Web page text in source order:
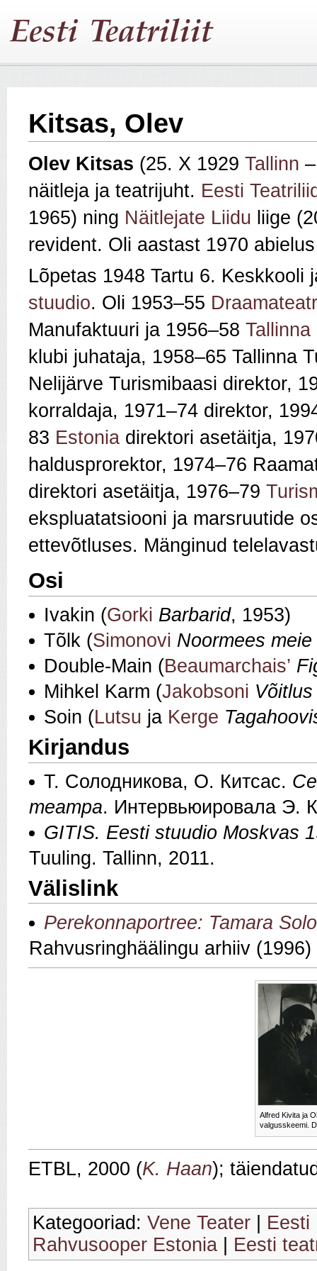
Kitsas, Olev
Olev Kitsas (25. X 1929 Tallinn
näitleja ja teatrijuht. Eesti
1965) ning Näitlejate Liidu liige
revident. Oli aastast 1970
Lõpetas 1948 Tartu 6. Keskkooli
stuudio. Oli 1953–55
Manufaktuuri ja 1956–58
klubi juhataja, 1958–65 Tallinna
Nelijärve Turismibaasi direktor,
korraldaja, 1971–74 direktor,
83 Estonia direktori asetäitja,
haldusprorektor, 1974–76
direktori asetäitja, 1976–79
ekspluatatsiooni ja marsruutide
ettevõtluses. Mänginud
Osi
Ivakin (Gorki Barbarid, 1953)
Tõlk (Simonovi Noormees
Double-Main (Beaumarchais’
Mihkel Karm (Jakobsoni
Soin (Lutsu ja Kerge
Kirjandus
Т. Солодникова, О. Китсас.
театра. Интервьюировала Э.
GITIS. Eesti stuudio Moskvas
Tuuling. Tallinn, 2011.
Välislink
Perekonnaportree: Tamara
Rahvusringhäälingu arhiiv (1996)
Alfred Kivita ja
valgusskeemi.
ETBL, 2000 (K. Haan);
Kategooriad: Vene Teater
Eesti
Rahvusooper Estonia
Eesti